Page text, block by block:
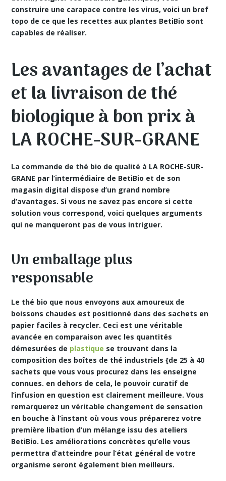
construire une carapace contre les virus, voici un bref
topo de ce que les recettes aux plantes BetiBio sont
capables de réaliser.
Les avantages de l’achat
et la livraison de thé
biologique à bon prix à
LA ROCHE-SUR-GRANE
La commande de thé bio de qualité à LA ROCHE-SUR-
GRANE par l’intermédiaire de BetiBio et de son
magasin digital dispose d’un grand nombre
d’avantages. Si vous ne savez pas encore si cette
solution vous correspond, voici quelques arguments
qui ne manqueront pas de vous intriguer.
Un emballage plus
responsable
Le thé bio que nous envoyons aux amoureux de
boissons chaudes est positionné dans des sachets en
papier faciles à recycler. Ceci est une véritable
avancée en comparaison avec les quantités
démesurées de plastique se trouvant dans la
composition des boîtes de thé industriels {de 25 à 40
sachets que vous vous procurez dans les enseigne
connues. en dehors de cela, le pouvoir curatif de
l’infusion en question est clairement meilleure. Vous
remarquerez un véritable changement de sensation
en bouche à l’instant où vous vous préparerez votre
première libation d’un mélange issu des ateliers
BetiBio. Les améliorations concrètes qu’elle vous
permettra d’atteindre pour l’état général de votre
organisme seront également bien meilleurs.